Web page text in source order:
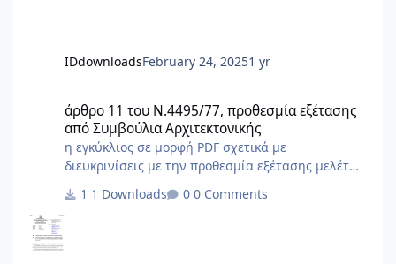
IDdownloadsFebruary 24, 20251 yr
άρθρο 11 του Ν.4495/77, προθεσμία εξέτασης
από Συμβούλια Αρχιτεκτονικής
η εγκύκλιος σε μορφή PDF σχετικά με
διευκρινίσεις με την προθεσμία εξέτασης μελέτης
εδώ
1 Downloads 0 Comments